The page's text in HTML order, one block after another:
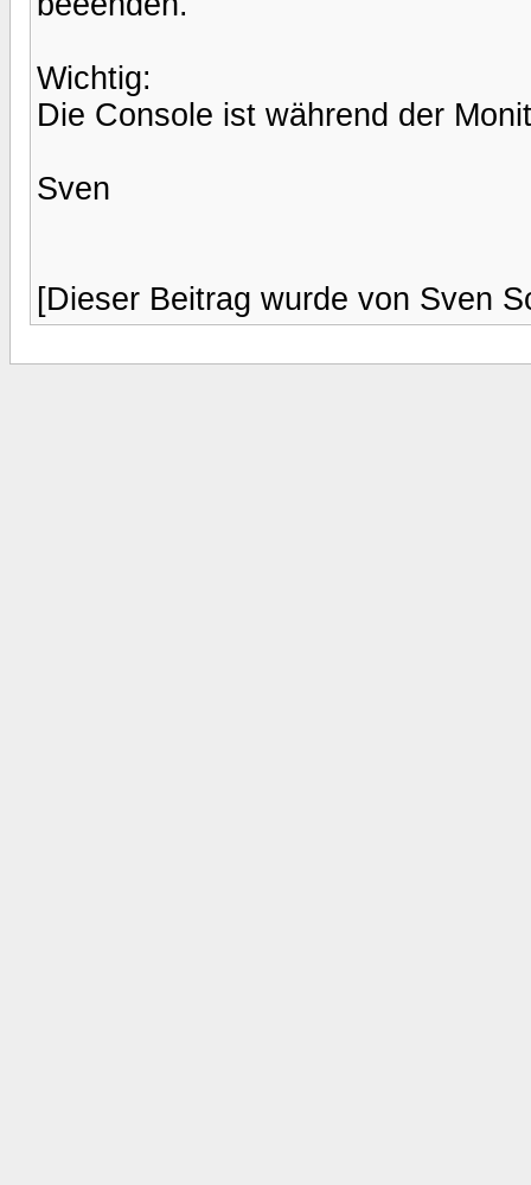
Wichtig:
Die Console ist während der
Sven
[Dieser Beitrag wurde von Sven